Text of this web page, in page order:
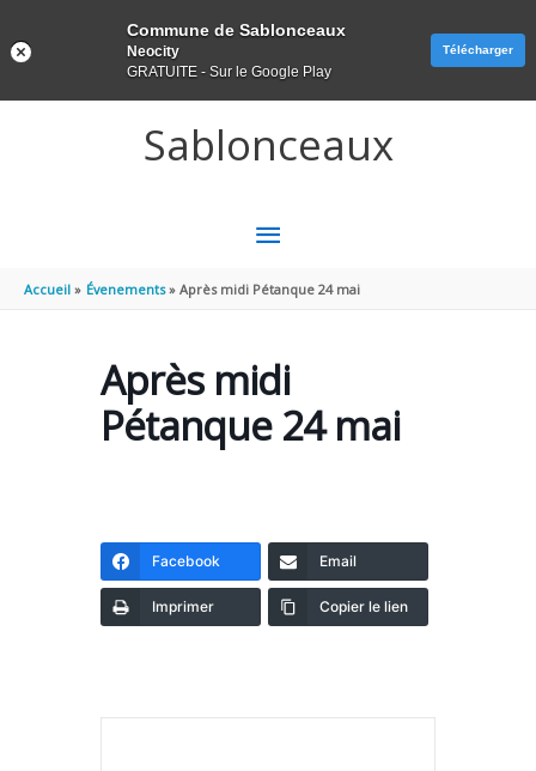
Sablonceaux
MENU
PRINCIPAL
Accueil Évenements Après midi Pétanque 24 mai
Après midi
Pétanque 24 mai
Facebook Email
Imprimer Copier le lien
Commune de Sablonceaux
Neocity
GRATUITE - Sur le Google Play
Télécharger